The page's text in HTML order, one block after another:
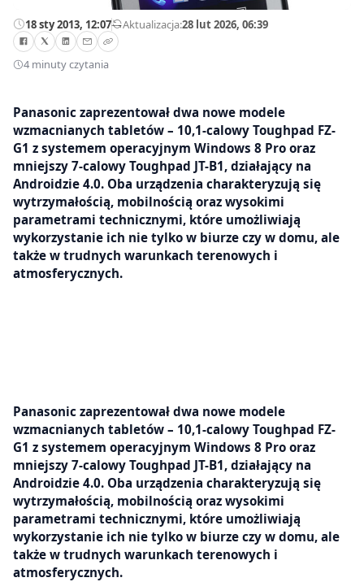
18 sty 2013, 12:07—Aktualizacja:28 lut 2026, 06:39
4 minuty czytania
Panasonic zaprezentował dwa nowe modele
wzmacnianych tabletów – 10,1-calowy Toughpad FZ-
G1 z systemem operacyjnym Windows 8 Pro oraz
mniejszy 7-calowy Toughpad JT-B1, działający na
Androidzie 4.0. Oba urządzenia charakteryzują się
wytrzymałością, mobilnością oraz wysokimi
parametrami technicznymi, które umożliwiają
wykorzystanie ich nie tylko w biurze czy w domu, ale
także w trudnych warunkach terenowych i
atmosferycznych.
Panasonic zaprezentował dwa nowe modele
wzmacnianych tabletów – 10,1-calowy Toughpad FZ-
G1 z systemem operacyjnym Windows 8 Pro oraz
mniejszy 7-calowy Toughpad JT-B1, działający na
Androidzie 4.0. Oba urządzenia charakteryzują się
wytrzymałością, mobilnością oraz wysokimi
parametrami technicznymi, które umożliwiają
wykorzystanie ich nie tylko w biurze czy w domu, ale
także w trudnych warunkach terenowych i
atmosferycznych.